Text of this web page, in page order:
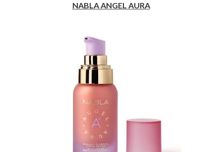
NABLA ANGEL AURA